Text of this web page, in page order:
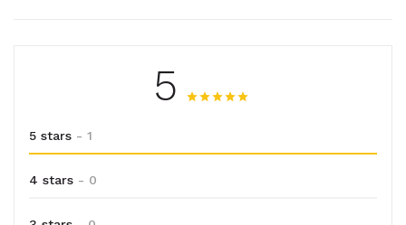
5
5 stars - 1
4 stars - 0